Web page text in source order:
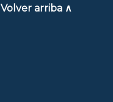
Volver arriba ∧